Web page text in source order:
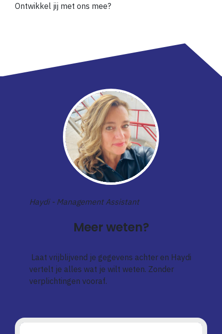
Ontwikkel jij met ons mee?
Haydi - Management Assistant
Meer weten?
Laat vrijblijvend je gegevens achter en Haydi
vertelt je alles wat je wilt weten. Zonder
verplichtingen vooraf.